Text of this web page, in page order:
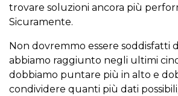
trovare soluzioni ancora più
Sicuramente.
Non dovremmo essere soddisfatti
abbiamo raggiunto negli ultimi
dobbiamo puntare più in alto e
condividere quanti più dati